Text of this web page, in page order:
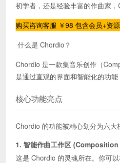
初学者，还是经验丰富的作曲家
购买咨询客服 ￥98 包含会员+资
什么是 Chordio？
Chordio 是一款集音乐创作（
是通过直观的界面和智能化的功
核心功能亮点
Chordio 的功能被精心划分为六大
1. 智能作曲工作区
这是 Chordio 的灵魂所在。你可